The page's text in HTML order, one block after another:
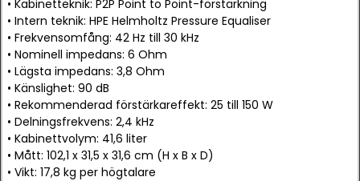
• Kabinetteknik: P2P Point to Point-förstärkning
• Intern teknik: HPE Helmholtz Pressure Equaliser
• Frekvensomfång: 42 Hz till 30 kHz
• Nominell impedans: 6 Ohm
• Lägsta impedans: 3,8 Ohm
• Känslighet: 90 dB
• Rekommenderad förstärkareffekt: 25 till 150 W
• Delningsfrekvens: 2,4 kHz
• Kabinettvolym: 41,6 liter
• Mått: 102,1 x 31,5 x 31,6 cm (H x B x D)
• Vikt: 17,8 kg per högtalare